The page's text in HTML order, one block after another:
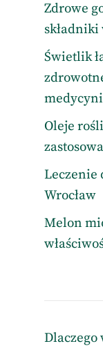
Zdrowe
składniki
Świetlik
Oleje
Leczenie
Wrocław
Melon